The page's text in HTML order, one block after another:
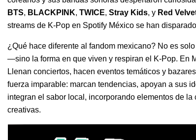
BTS, BLACKPINK, TWICE, Stray Kids, y Red
streams de K-Pop en Spotify México se han
¿Qué hace diferente al fandom mexicano? No es
—sino la forma en que viven y respiran el K-Pop. En
Llenan conciertos, hacen eventos temáticos y
fuerza imparable: marcan tendencias, apoyan a sus
integran el sabor local, incorporando elementos de
creativas.